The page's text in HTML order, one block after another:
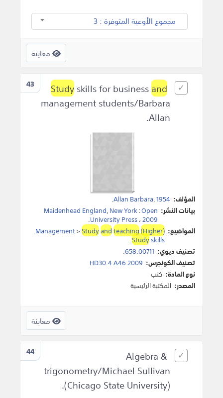
مجموع الأوعية المتوفرة : 3
معاينة
43 Studyskills for businessand
management students/Barbara
Allan.
المؤلف: Allan Barbara,1954
.
بيانات النشر:
Maidenhead England,New York:Open
University Press،2009
.
المواضيع:
Management>Studyandteaching(Higher)
.
Studyskills
.
تصنيف ديوي: 658.00711.
تصنيف الكونجرس: HD30.4 A46 2009
نوع المادة: كتب
المصدر: المكتبة الرئيسية
معاينة
44
Algebra &
trigonometry/Michael Sullivan
(Chicago State University).